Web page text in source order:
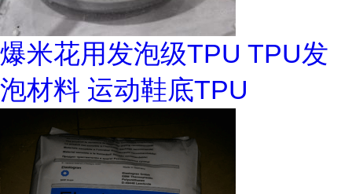
爆米花用发泡级TPU TPU发
泡材料 运动鞋底TPU